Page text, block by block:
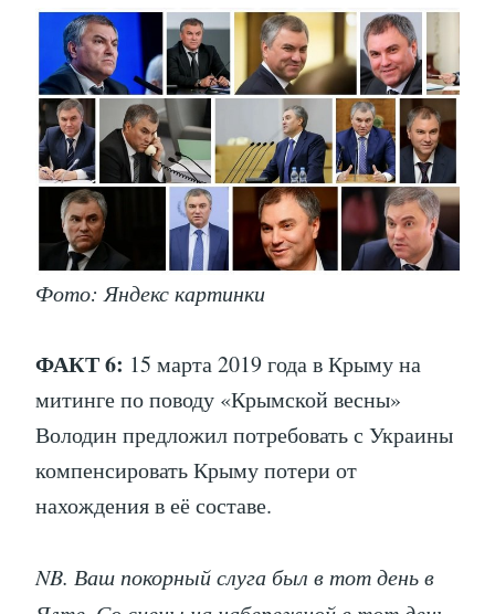
Фото: Яндекс картинки
ФАКТ 6: 15 марта 2019 года в Крыму на
митинге по поводу «Крымской весны»
Володин предложил потребовать с Украины
компенсировать Крыму потери от
нахождения в её составе.
NB. Ваш покорный слуга был в тот день в